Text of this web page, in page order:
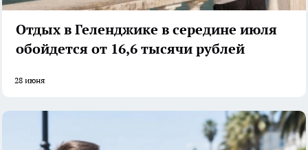
Отдых в Геленджике в середине июля
обойдется от 16,6 тысячи рублей
28 июня